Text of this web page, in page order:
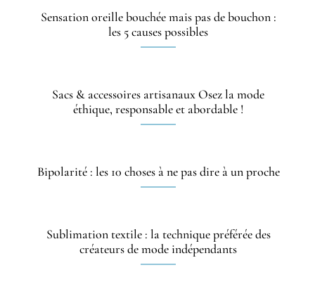
Sensation oreille bouchée mais pas de bouchon :
les 5 causes possibles
Sacs & accessoires artisanaux Osez la mode
éthique, responsable et abordable !
Bipolarité : les 10 choses à ne pas dire à un proche
Sublimation textile : la technique préférée des
créateurs de mode indépendants